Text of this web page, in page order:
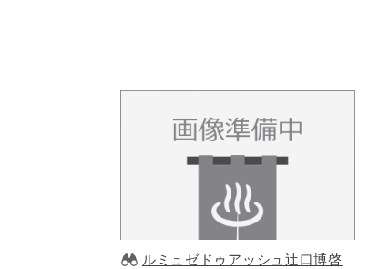
ルミュゼドゥアッシュ辻口博啓